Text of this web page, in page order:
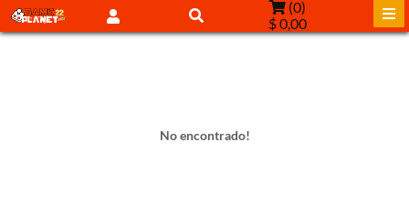
(0)
$ 0,00
No encontrado!